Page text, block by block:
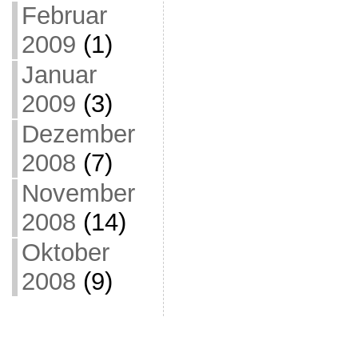
Februar
2009 (1)
Januar
2009 (3)
Dezember
2008 (7)
November
2008 (14)
Oktober
2008 (9)